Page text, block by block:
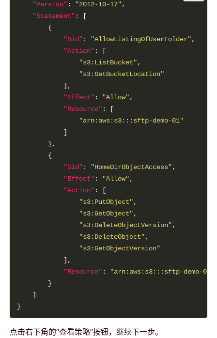
"Version" : "2012-10-17"
"Statement"
"Sid" : "AllowListingOfUserFolder"
"Action"
"s3:ListBucket"
"s3:GetBucketLocation"
"Effect" : "Allow"
"Resource"
"arn:aws:s3:::sftp-demo-01"
"Sid" : "HomeDirObjectAccess"
"Effect" : "Allow"
"Action"
"s3:PutObject"
"s3:GetObject"
"s3:DeleteObjectVersion"
"s3:DeleteObject"
"s3:GetObjectVersion"
"Resource" :
"arn:aws:s3:::sftp-demo-
点击右下角的“查看策略”按钮，继续下一步。